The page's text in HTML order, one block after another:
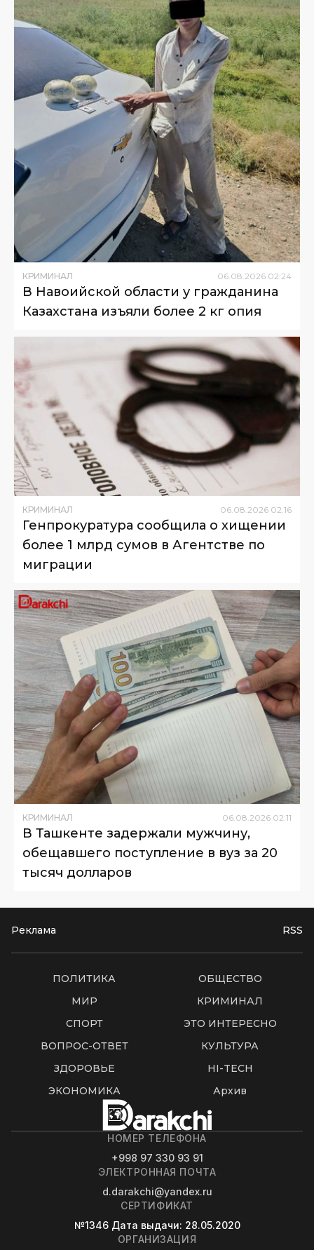
КРИМИНАЛ 06.08.2026 02:24
В Навоийской области у гражданина
Казахстана изъяли более 2 кг опия
КРИМИНАЛ 06 08 2026 02:16
Генпрокуратура сообщила о хищении
более 1 млрд сумов в Агентстве по
миграции
КРИМИНАЛ 06 08 2026 02:11
В Ташкенте задержали мужчину,
обещавшего поступление в вуз за 20
тысяч долларов
Реклама RSS
ПОЛИТИКА
ОБЩЕСТВО
МИР
КРИМИНАЛ
СПОРТ
ЭТО ИНТЕРЕСНО
ВОПРОС-ОТВЕТ
КУЛЬТУРА
ЗДОРОВЬЕ
HI-TECH
ЭКОНОМИКА
Архив
НОМЕР ТЕЛЕФОНА
+998 97 330 93 91
ЭЛЕКТРОННАЯ ПОЧТА
d.darakchi@yandex.ru
СЕРТИФИКАТ
№1346 Дата выдачи: 28.05.2020
ОРГАНИЗАЦИЯ